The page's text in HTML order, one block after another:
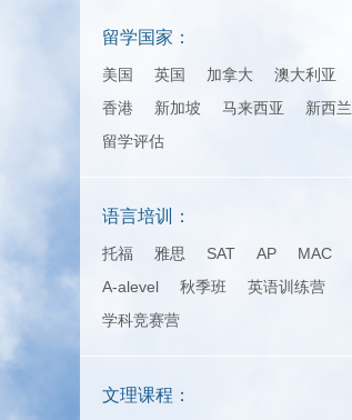
留学国家：
美国 英国 加拿大
澳大利亚
香港
新加坡 马来西亚
新西兰
留学评估
语言培训：
托福 雅思 SAT AP
MAC
A-alevel
秋季班
英语训练营
学科竞赛营
文理课程：